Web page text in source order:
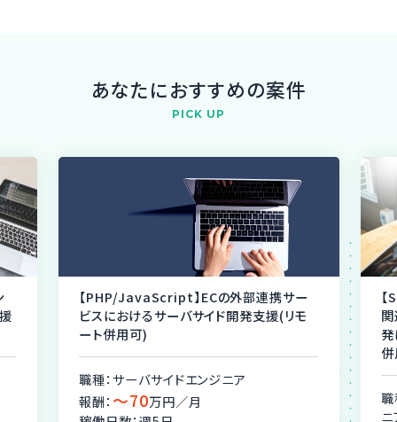
あなたにおすすめの案件
PICK UP
【PHP/JavaScript】ECの外部連携サー
ビスにおけるサーバサイド開発支援(リモ
ート併用可)
職種：サーバサイドエンジニア
報酬： 〜70万円／月
発
職